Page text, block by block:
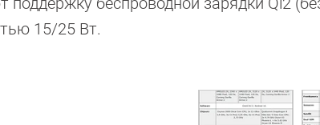
15/25 Вт.